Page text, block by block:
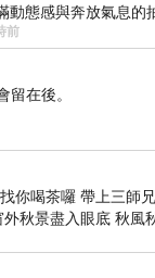
功能低者
~防蹣抗菌處理
☆觸感輕柔、透氣
蕾寢飾精
動態感與奔放氣息的
料在白色畫布上揮灑
前
留在後。
你喝茶囉 帶上三師
秋景盡入眼底 秋風